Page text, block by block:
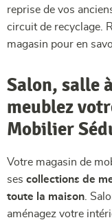
reprise de vos
circuit de recyclage.
magasin pour en
Salon, salle
meublez
Mobilier
Votre magasin de
ses collections de
toute la maison .
aménagez votre